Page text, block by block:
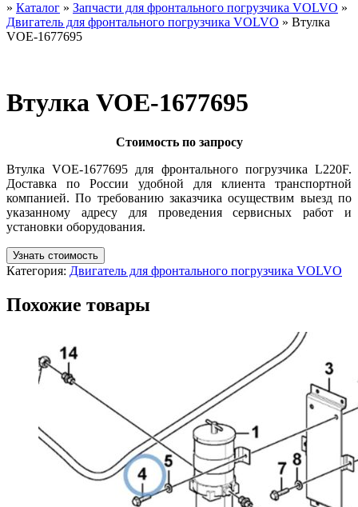
» Каталог » Запчасти для фронтального погрузчика VOLVO »
Двигатель для фронтального погрузчика VOLVO » Втулка
VOE-1677695
Втулка VOE-1677695
Стоимость по запросу
Втулка VOE-1677695 для фронтального погрузчика L220F.
Доставка по России удобной для клиента транспортной
компанией. По требованию заказчика осуществим выезд по
указанному адресу для проведения сервисных работ и
установки оборудования.
Узнать стоимость
Категория: Двигатель для фронтального погрузчика VOLVO
Похожие товары